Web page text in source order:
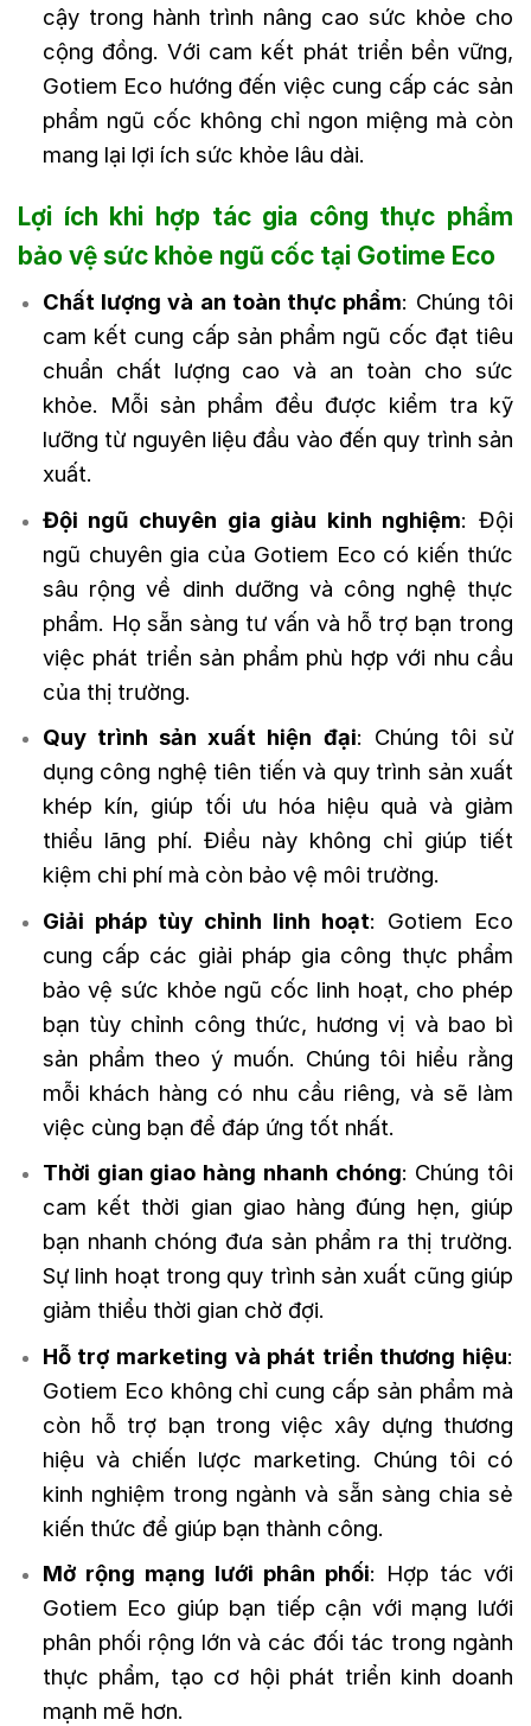
cậy trong hành trình nâng cao sức khỏe cho
cộng đồng. Với cam kết phát triển bền vững,
Gotiem Eco hướng đến việc cung cấp các sản
phẩm ngũ cốc không chỉ ngon miệng mà còn
mang lại lợi ích sức khỏe lâu dài.
Lợi ích khi hợp tác gia công thực phẩm
bảo vệ sức khỏe ngũ cốc tại Gotime Eco
Chất lượng và an toàn thực phẩm: Chúng tôi
cam kết cung cấp sản phẩm ngũ cốc đạt tiêu
chuẩn chất lượng cao và an toàn cho sức
khỏe. Mỗi sản phẩm đều được kiểm tra kỹ
lưỡng từ nguyên liệu đầu vào đến quy trình sản
xuất.
Đội ngũ chuyên gia giàu kinh nghiệm: Đội
ngũ chuyên gia của Gotiem Eco có kiến thức
sâu rộng về dinh dưỡng và công nghệ thực
phẩm. Họ sẵn sàng tư vấn và hỗ trợ bạn trong
việc phát triển sản phẩm phù hợp với nhu cầu
của thị trường.
Quy trình sản xuất hiện đại: Chúng tôi sử
dụng công nghệ tiên tiến và quy trình sản xuất
khép kín, giúp tối ưu hóa hiệu quả và giảm
thiểu lãng phí. Điều này không chỉ giúp tiết
kiệm chi phí mà còn bảo vệ môi trường.
Giải pháp tùy chỉnh linh hoạt: Gotiem Eco
cung cấp các giải pháp gia công thực phẩm
bảo vệ sức khỏe ngũ cốc linh hoạt, cho phép
bạn tùy chỉnh công thức, hương vị và bao bì
sản phẩm theo ý muốn. Chúng tôi hiểu rằng
mỗi khách hàng có nhu cầu riêng, và sẽ làm
việc cùng bạn để đáp ứng tốt nhất.
Thời gian giao hàng nhanh chóng: Chúng tôi
cam kết thời gian giao hàng đúng hẹn, giúp
bạn nhanh chóng đưa sản phẩm ra thị trường.
Sự linh hoạt trong quy trình sản xuất cũng giúp
giảm thiểu thời gian chờ đợi.
Hỗ trợ marketing và phát triển thương hiệu:
Gotiem Eco không chỉ cung cấp sản phẩm mà
còn hỗ trợ bạn trong việc xây dựng thương
hiệu và chiến lược marketing. Chúng tôi có
kinh nghiệm trong ngành và sẵn sàng chia sẻ
kiến thức để giúp bạn thành công.
Mở rộng mạng lưới phân phối: Hợp tác với
Gotiem Eco giúp bạn tiếp cận với mạng lưới
phân phối rộng lớn và các đối tác trong ngành
thực phẩm, tạo cơ hội phát triển kinh doanh
mạnh mẽ hơn.